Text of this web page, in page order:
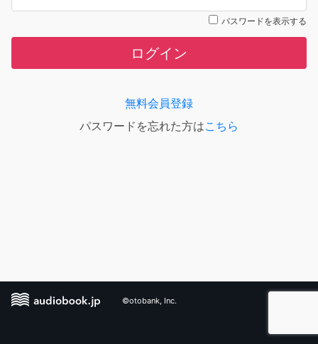
パスワードを表示する
ログイン
無料会員登録
パスワードを忘れた方はこちら
©otobank, Inc.